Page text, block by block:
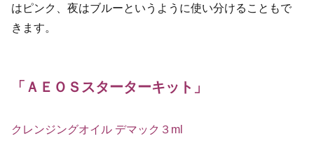
はピンク、夜はブルーというように使い分けることもで
きます。
「ＡＥＯＳスターターキット」
クレンジングオイル デマック３ml